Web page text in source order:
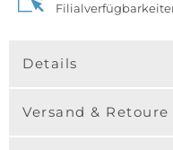
Details
Versand & Retoure